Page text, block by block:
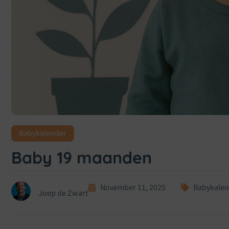
Babykalender
Baby 19 maanden
Joep de Zwart November 11, 2025